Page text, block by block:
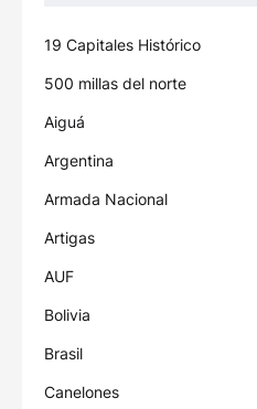
19 Capitales Histórico
500 millas del norte
Aiguá
Argentina
Armada Nacional
Artigas
AUF
Bolivia
Brasil
Canelones